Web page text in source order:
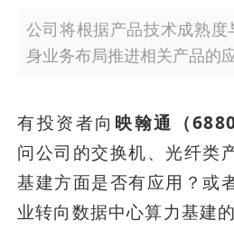
公司将根据产品技术成熟度
身业务布局推进相关产品的
有投资者向 映翰通（
问公司的交换机、光纤类
基建方面是否有应用？或
业转向数据中心算力基建